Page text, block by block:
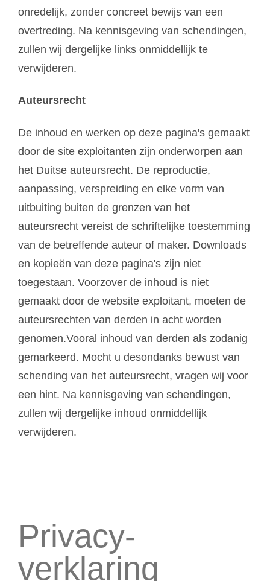
onredelijk, zonder concreet bewijs van een
overtreding. Na kennisgeving van schendingen,
zullen wij dergelijke links onmiddellijk te
verwijderen.
Auteursrecht
De inhoud en werken op deze pagina's gemaakt
door de site exploitanten zijn onderworpen aan
het Duitse auteursrecht. De reproductie,
aanpassing, verspreiding en elke vorm van
uitbuiting buiten de grenzen van het
auteursrecht vereist de schriftelijke toestemming
van de betreffende auteur of maker. Downloads
en kopieën van deze pagina's zijn niet
toegestaan. Voorzover de inhoud is niet
gemaakt door de website exploitant, moeten de
auteursrechten van derden in acht worden
genomen.Vooral inhoud van derden als zodanig
gemarkeerd. Mocht u desondanks bewust van
schending van het auteursrecht, vragen wij voor
een hint. Na kennisgeving van schendingen,
zullen wij dergelijke inhoud onmiddellijk
verwijderen.
Privacy­
verklaring